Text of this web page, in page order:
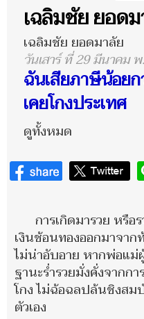
เฉลิมชัย ยอด
เฉลิมชัย ยอดมาลัย
วันเสาร์ ที่ 29 มีนาคม
ฉันเสียภาษีน้อย
เคยโกงประเทศ
ดูทั้งหมด
การเกิดมารวย หรื
เงินช้อนทองออกมาจาก
ไม่น่าอับอาย หากพ่อแม่
ฐานะร่ำรวยมั่งคั่งจากก
โกง ไม่ฉ้อฉลปล้นชิงสม
ตัวเอง